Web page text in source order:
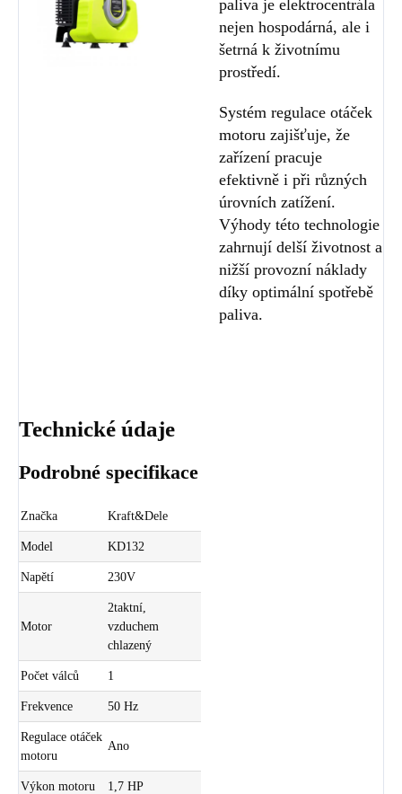
paliva je elektrocentrála
nejen hospodárná, ale i
šetrná k životnímu
prostředí.
Systém regulace otáček
motoru zajišťuje, že
zařízení pracuje
efektivně i při různých
úrovních zatížení.
Výhody této technologie
zahrnují delší životnost a
nižší provozní náklady
díky optimální spotřebě
paliva.
Technické údaje
Podrobné specifikace
Značka Kraft&Dele
Model KD132
Napětí 230V
Motor
2taktní,
vzduchem
chlazený
Počet válců 1
Frekvence 50 Hz
Regulace otáček
motoru
Ano
Výkon motoru 1,7 HP